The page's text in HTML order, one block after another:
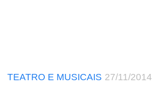
TEATRO E MUSICAIS 27/11/2014